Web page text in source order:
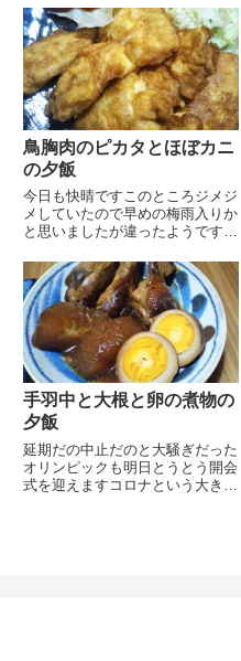
思えないような陽気です夫が休
日、風邪で寝たきりだったのでと
りあえず布団を干し寝具類を全て
洗濯枕も天日干し、マットレスは
立...
鳥胸肉のピカタとほぼカニ
の夕飯
今日も快晴ですこのところジメジ
メしていたので早めの梅雨入りか
と思いましたが違ったようですた
肌の夫は湿疹などが出て辛そうで
す帰宅時間の少し前にはエアコン
でドライをかけますが室温も下が
ってしまうのが難点です以前見
た...
手羽中と大根と卵の煮物の
夕飯
延期だの中止だのと大騒ぎだった
オリンピックも明日とうとう開会
式を迎えますコロナという大きな